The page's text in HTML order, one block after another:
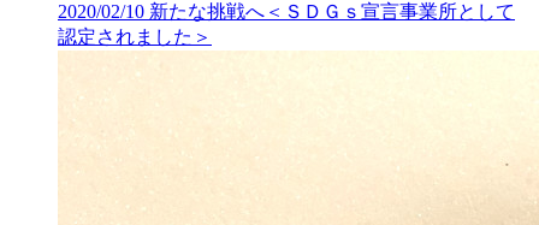
2020/02/10 新たな挑戦へ＜ＳＤＧｓ宣言事業所として
認定されました＞